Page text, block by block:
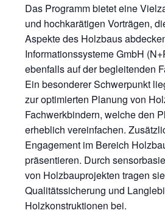
Das Programm bietet eine
und hochkarätigen Vorträgen,
Aspekte des Holzbaus
Informationssysteme GmbH
ebenfalls auf der begleitenden
Ein besonderer Schwerpunkt
zur optimierten Planung von
Fachwerkbindern, welche den
erheblich vereinfachen.
Engagement im Bereich
präsentieren. Durch
von Holzbauprojekten tragen
Qualitätssicherung und
Holzkonstruktionen bei.